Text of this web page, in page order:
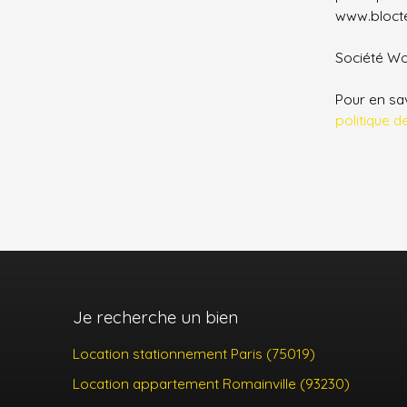
permettant de rejoindre rapidement le centre de
l'Est parisien. Ce bien recherché réunissant tous
pas manquer : contactez dès aujourd'hui notre
Société
Pour en
politique
Je recherche un bien
Location stationnement Paris (75019)
Location appartement Romainville (93230)